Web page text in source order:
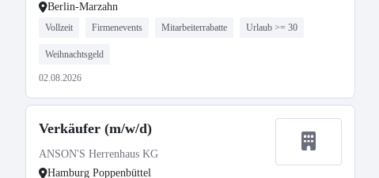
Berlin-Marzahn
Vollzeit Firmenevents Mitarbeiterrabatte Urlaub >= 30
Weihnachtsgeld
02.08.2026
Verkäufer (m/w/d)
ANSON'S Herrenhaus KG
Hamburg Poppenbüttel